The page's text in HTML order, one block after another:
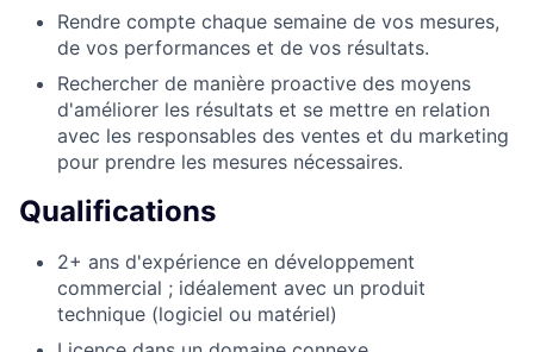
Rendre compte chaque semaine de vos mesures,
de vos performances et de vos résultats.
Rechercher de manière proactive des moyens
d'améliorer les résultats et se mettre en relation
avec les responsables des ventes et du marketing
pour prendre les mesures nécessaires.
Qualifications
2+ ans d'expérience en développement
commercial ; idéalement avec un produit
technique (logiciel ou matériel)